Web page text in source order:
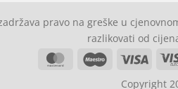
pravo na greške u
razlikovati od
MasterCardMaestro Visa
Copyright